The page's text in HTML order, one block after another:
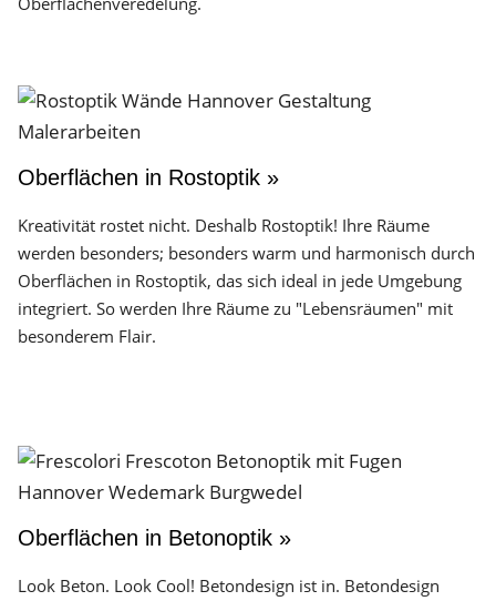
Oberflächen in Rostoptik »
Kreativität rostet nicht. Deshalb Rostoptik! Ihre Räume
werden besonders; besonders warm und harmonisch durch
Oberflächen in Rostoptik, das sich ideal in jede Umgebung
integriert. So werden Ihre Räume zu "Lebensräumen" mit
besonderem Flair.
Oberflächen in Betonoptik »
Look Beton. Look Cool! Betondesign ist in. Betondesign